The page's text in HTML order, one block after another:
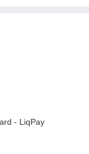
- LiqPay